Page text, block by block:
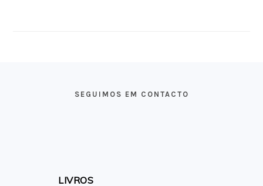
SEGUIMOS EM CONTACTO
LIVROS